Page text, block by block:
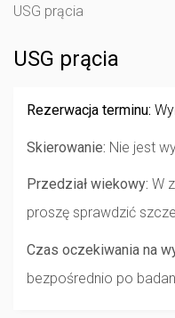
USG prącia
USG prącia
Rezerwacja terminu:
Skierowanie: Nie jest
Przedział wiekowy: W
proszę sprawdzić
Czas oczekiwania na
bezpośrednio po